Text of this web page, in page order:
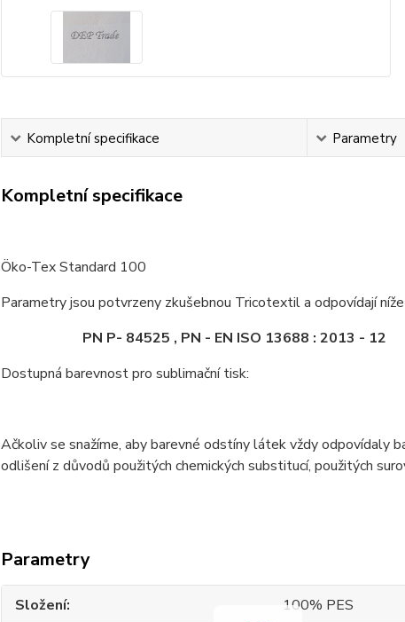
Kompletní specifikace Parametry
Kompletní specifikace
Öko-Tex Standard 100
Parametry jsou potvrzeny zkušebnou Tricotextil a odpovídají
PN P- 84525 , PN - EN ISO 13688 : 2013 - 12
Dostupná barevnost pro sublimační tisk:
Ačkoliv se snažíme, aby barevné odstíny látek vždy odpovídaly
odlišení z důvodů použitých chemických substitucí, použitých
Parametry
Složení
100% PES